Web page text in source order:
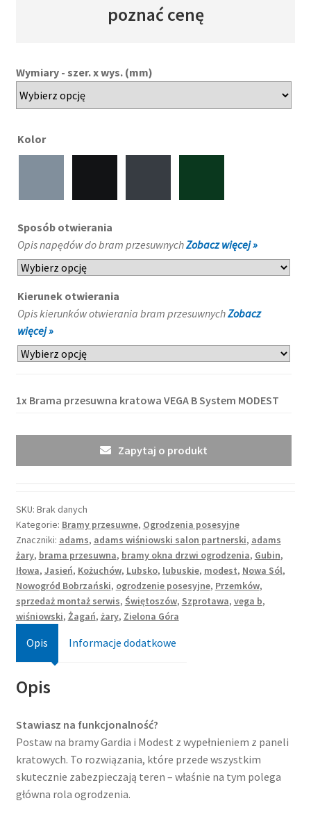
poznać cenę
Wymiary - szer. x wys. (mm)
Kolor
Sposób otwierania
Opis napędów do bram przesuwnychZobacz więcej »
Kierunek otwierania
Opis kierunków otwierania bram przesuwnychZobacz
więcej »
1x Brama przesuwna kratowa VEGA B System MODEST
Zapytaj o produkt
SKU: Brak danych
Kategorie: Bramy przesuwne, Ogrodzenia posesyjne
Znaczniki: adams, adams wiśniowski salon partnerski, adams
żary, brama przesuwna, bramy okna drzwi ogrodzenia, Gubin,
Iłowa, Jasień, Kożuchów, Lubsko, lubuskie, modest, Nowa Sól,
Nowogród Bobrzański, ogrodzenie posesyjne, Przemków,
sprzedaż montaż serwis, Świętoszów, Szprotawa, vega b,
wiśniowski, Żagań, żary, Zielona Góra
Opis Informacje dodatkowe
Opis
Stawiasz na funkcjonalność?
Postaw na bramy Gardia i Modest z wypełnieniem z paneli
kratowych. To rozwiązania, które przede wszystkim
skutecznie zabezpieczają teren – właśnie na tym polega
główna rola ogrodzenia.